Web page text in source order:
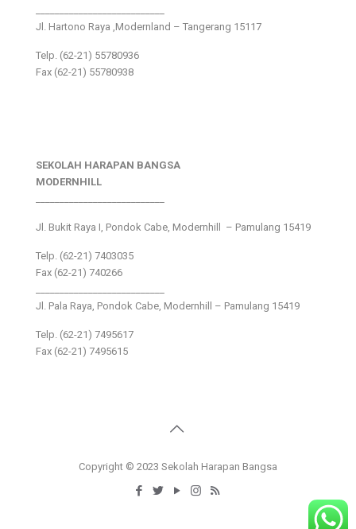
Jl. Hartono Raya ,Modernland – Tangerang 15117
Telp. (62-21) 55780936
Fax (62-21) 55780938
SEKOLAH HARAPAN BANGSA
MODERNHILL
Jl. Bukit Raya I, Pondok Cabe, Modernhill – Pamulang 15419
Telp. (62-21) 7403035
Fax (62-21) 740266
Jl. Pala Raya, Pondok Cabe, Modernhill – Pamulang 15419
Telp. (62-21) 7495617
Fax (62-21) 7495615
Copyright © 2023 Sekolah Harapan Bangsa